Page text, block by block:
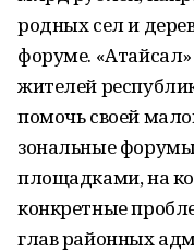
родных сел и
форуме.
жителей
помочь своей
зональные
площадками, на
конкретные
глав районных